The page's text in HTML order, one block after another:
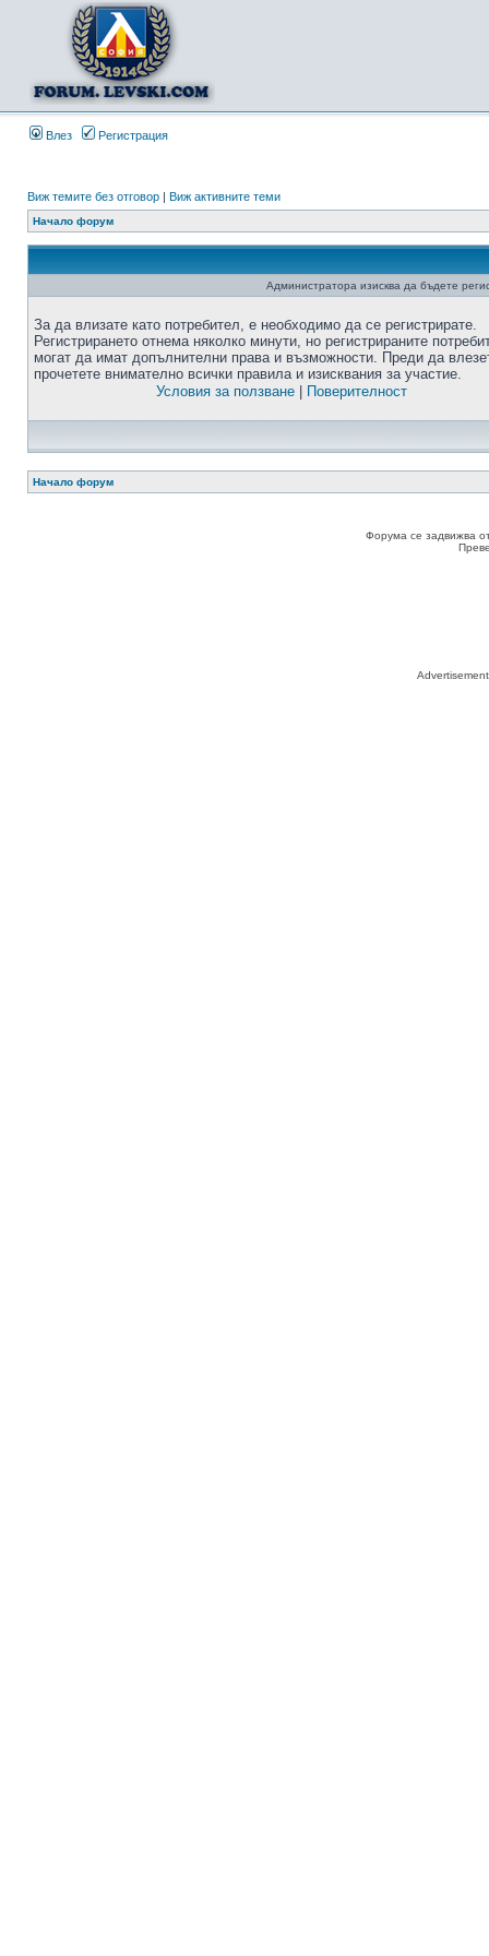
Влез Регистрация
Виж темите без отговор | Виж активните теми
Начало форум
Администратора изисква да бъдете
За да влизате като потребител, е необходимо да се регистрирате.
Регистрирането отнема няколко минути, но регистрираните
могат да имат допълнителни права и възможности. Преди да
прочетете внимателно всички правила и изисквания за участие.
Условия за ползване| Поверителност
Начало форум
Форума се задвижва